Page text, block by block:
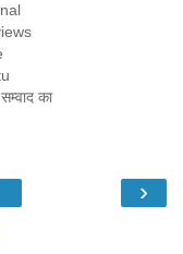
का
›